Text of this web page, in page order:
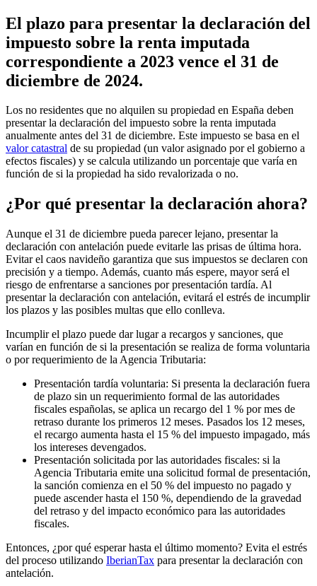
El plazo para presentar la declaración del
impuesto sobre la renta imputada
correspondiente a 2023 vence el 31 de
diciembre de 2024.
Los no residentes que no alquilen su propiedad en España deben
presentar la declaración del impuesto sobre la renta imputada
anualmente antes del 31 de diciembre. Este impuesto se basa en el
valor catastral de su propiedad (un valor asignado por el gobierno a
efectos fiscales) y se calcula utilizando un porcentaje que varía en
función de si la propiedad ha sido revalorizada o no.
¿Por qué presentar la declaración ahora?
Aunque el 31 de diciembre pueda parecer lejano, presentar la
declaración con antelación puede evitarle las prisas de última hora.
Evitar el caos navideño garantiza que sus impuestos se declaren con
precisión y a tiempo. Además, cuanto más espere, mayor será el
riesgo de enfrentarse a sanciones por presentación tardía. Al
presentar la declaración con antelación, evitará el estrés de incumplir
los plazos y las posibles multas que ello conlleva.
Incumplir el plazo puede dar lugar a recargos y sanciones, que
varían en función de si la presentación se realiza de forma voluntaria
o por requerimiento de la Agencia Tributaria:
Presentación tardía voluntaria: Si presenta la declaración fuera
de plazo sin un requerimiento formal de las autoridades
fiscales españolas, se aplica un recargo del 1 % por mes de
retraso durante los primeros 12 meses. Pasados los 12 meses,
el recargo aumenta hasta el 15 % del impuesto impagado, más
los intereses devengados.
Presentación solicitada por las autoridades fiscales: si la
Agencia Tributaria emite una solicitud formal de presentación,
la sanción comienza en el 50 % del impuesto no pagado y
puede ascender hasta el 150 %, dependiendo de la gravedad
del retraso y del impacto económico para las autoridades
fiscales.
Entonces, ¿por qué esperar hasta el último momento? Evita el estrés
del proceso utilizando IberianTax para presentar la declaración con
antelación.